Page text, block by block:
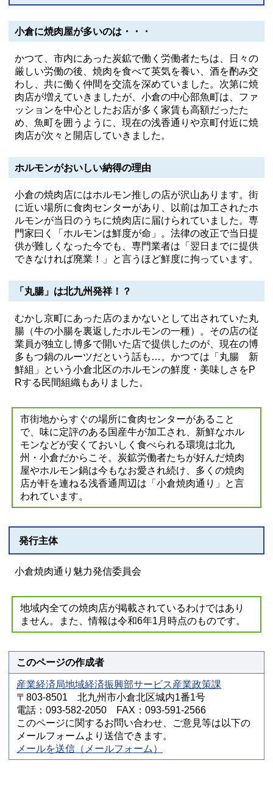
小倉に焼肉屋が多いのは・・・
かつて、市内にあった炭鉱で働く労働者たちは、日々の
厳しい労働の後、焼肉を食べて英気を養い、酒を酌み交
わし、共に働く仲間を交流を深めていました。次第に焼
肉店が増えていきましたが、小倉の中心部魚町は、ファ
ッションを中心としたお店が多く家賃も高額だったた
め、魚町を囲うように、現在の浅香通りや京町付近に焼
肉店が次々と開店していきました。
ホルモンがおいしい納得の理由
小倉の焼肉店にはホルモン推しの店が沢山あります。街
に近い場所に食肉センターがあり、以前は加工されたホ
ルモンが当日のうちに焼肉店に届けられていました。専
門家曰く「ホルモンは鮮度が命」。法律の改正で当日提
供が難しくなった今でも、専門業者は「翌日までに提供
できなければ廃業！」と言うほど鮮度に拘っています。
「丸腸」は北九州発祥！？
むかし京町にあった店のまかないとして出されていた丸
腸（牛の小腸を裏返したホルモンの一種）。その店の従
業員が独立し博多で開いた店で提供したのが、現在の博
多もつ鍋のルーツだという話も…。かつては「丸腸 新
鮮組」という小倉北区のホルモンの鮮度・美味しさをP
Rする民間組織もありました。
市街地からすぐの場所に食肉センターがあること
で、味に定評のある国産牛が加工され、新鮮なホル
モンなどが安くておいしく食べられる環境は北九
州・小倉だからこそ。炭鉱労働者たちが好んだ焼肉
屋やホルモン鍋は今もなお愛され続け、多くの焼肉
店が軒を連ねる浅香通周辺は「小倉焼肉通り」と言
われています。
発行主体
小倉焼肉通り魅力発信委員会
地域内全ての焼肉店が掲載されているわけではあり
ません。また、情報は令和6年1月時点のものです。
このページの作成者
産業経済局地域経済振興部サービス産業政策課
〒803-8501 北九州市小倉北区城内1番1号
電話：093-582-2050 FAX：093-591-2566
このページに関するお問い合わせ、ご意見等は以下の
メールフォームより送信できます。
メールを送信（メールフォーム）